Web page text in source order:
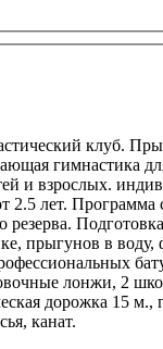
клуб.
гимнастика
и взрослых.
2.5 лет.
резерва.
прыгунов в воду,
лонжи, 2
дорожка 15 м.,
канат.